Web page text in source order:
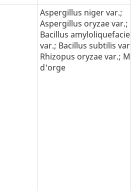
Aspergillus niger var.;
Aspergillus oryzae var.;
Bacillus
var.; Bacillus subtilis var.;
Rhizopus oryzae var.;
d'orge